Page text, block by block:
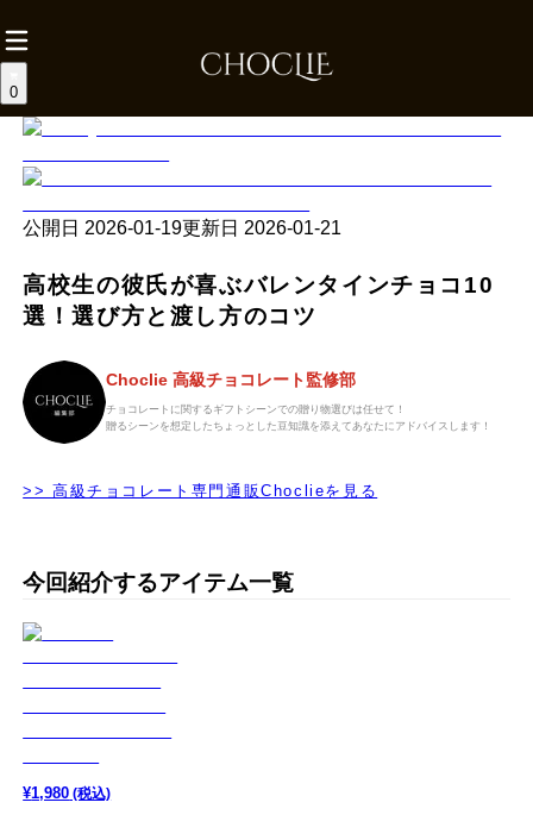
0
公開日 2026-01-19更新日 2026-01-21
高校生の彼氏が喜ぶバレンタインチョコ10
選！選び方と渡し方のコツ
Choclie 高級チョコレート監修部
チョコレートに関するギフトシーンでの贈り物選びは任せて！
贈るシーンを想定したちょっとした豆知識を添えてあなたにアドバイスします！
>> 高級チョコレート専門通販Choclieを見る
今回紹介するアイテム一覧
¥1,980 (税込)